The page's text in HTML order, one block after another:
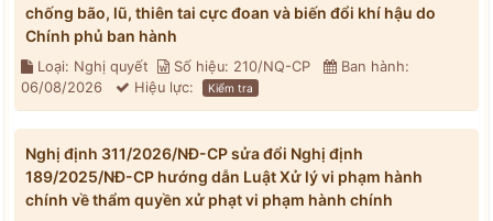
chống bão, lũ, thiên tai cực đoan và biến đổi khí hậu do
Chính phủ ban hành
Loại: Nghị quyết Số hiệu: 210/NQ-CP
Ban hành:
06/08/2026
Hiệu lực: Kiểm tra
Nghị định 311/2026/NĐ-CP sửa đổi Nghị định
189/2025/NĐ-CP hướng dẫn Luật Xử lý vi phạm hành
chính về thẩm quyền xử phạt vi phạm hành chính